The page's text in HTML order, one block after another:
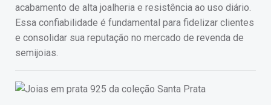
acabamento de alta joalheria e resistência ao uso diário.
Essa confiabilidade é fundamental para fidelizar clientes
e consolidar sua reputação no mercado de revenda de
semijoias.